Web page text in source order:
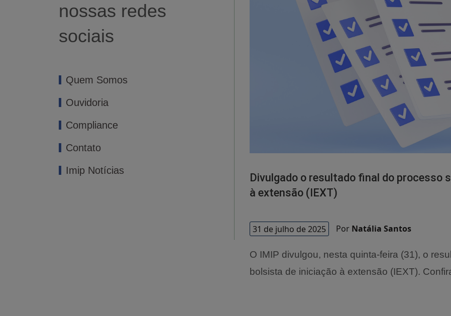
nossas redes
sociais
Quem Somos
Ouvidoria
Compliance
Contato
Imip Notícias
Divulgado o resultado final do processo
à extensão (IEXT)
31 de julho de 2025 Por Natália Santos
O IMIP divulgou, nesta quinta-feira (31), o
bolsista de iniciação à extensão (IEXT).